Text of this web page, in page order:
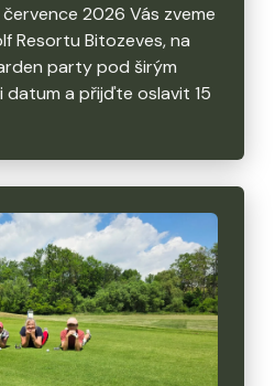
2026 Vás zveme
Resortu Bitozeves, na
party pod širým
datum a přijďte oslavit 15